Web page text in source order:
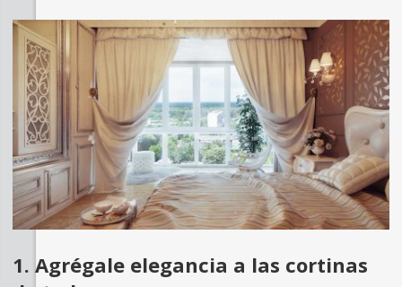
1. Agrégale elegancia a las cortinas